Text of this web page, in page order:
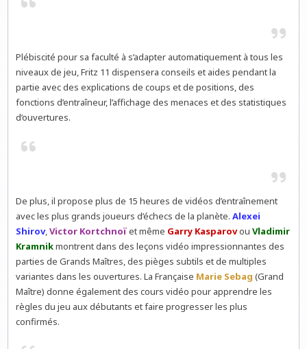
Plébiscité pour sa faculté à s’adapter automatiquement à tous les
niveaux de jeu, Fritz 11 dispensera conseils et aides pendant la
partie avec des explications de coups et de positions, des
fonctions d’entraîneur, l’affichage des menaces et des statistiques
d’ouvertures.
De plus, il propose plus de 15 heures de vidéos d’entraînement
avec les plus grands joueurs d’échecs de la planète.Alexei
Shirov,Victor Kortchnoïet même Garry KasparovouVladimir
Kramnikmontrent dans des leçons vidéo impressionnantes des
parties de Grands Maîtres, des pièges subtils et de multiples
variantes dans les ouvertures. La Française Marie Sebag (Grand
Maître) donne également des cours vidéo pour apprendre les
règles du jeu aux débutants et faire progresser les plus
confirmés.